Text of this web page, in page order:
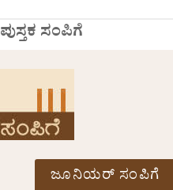
ಪುಸ್ತಕ ಸಂಪಿಗೆ
ಜೂನಿಯರ್ ಸಂಪಿಗೆ